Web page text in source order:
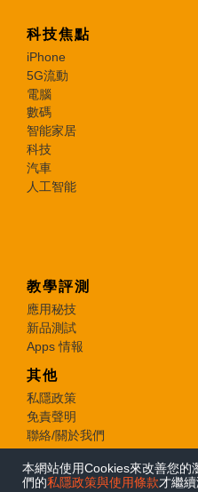
本網站使用Cookies來改善您的
們的私隱政策與使用條款才繼續
科技焦點
iPhone
5G流動
電腦
數碼
智能家居
科技
汽車
人工智能
教學評測
應用秘技
新品測試
Apps 情報
其他
私隱政策
免責聲明
聯絡/關於我們
© 2026 e-zone. All Rights